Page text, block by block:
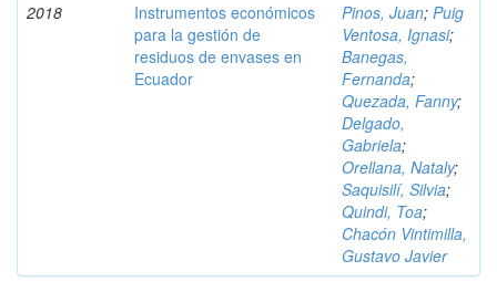
2018
Instrumentos económicos
para la gestión de
residuos de envases en
Ecuador
Pinos, Juan; Puig
Ventosa, Ignasi;
Banegas,
Fernanda;
Quezada, Fanny;
Delgado,
Gabriela;
Orellana, Nataly;
Saquisilí, Silvia;
Quindi, Toa;
Chacón Vintimilla,
Gustavo Javier